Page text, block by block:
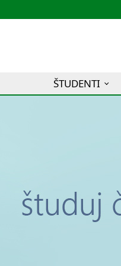
ŠTUDENTI